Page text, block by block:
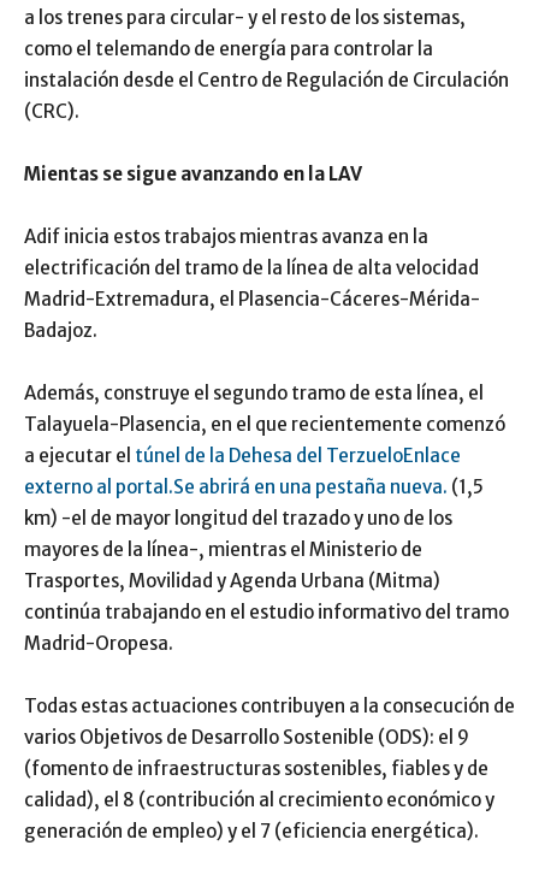
a los trenes para circular- y el resto de los sistemas,
como el telemando de energía para controlar la
instalación desde el Centro de Regulación de Circulación
(CRC).
Mientas se sigue avanzando en la LAV
Adif inicia estos trabajos mientras avanza en la
electrificación del tramo de la línea de alta velocidad
Madrid-Extremadura, el Plasencia-Cáceres-Mérida-
Badajoz.
Además, construye el segundo tramo de esta línea, el
Talayuela-Plasencia, en el que recientemente comenzó
a ejecutar el túnel de la Dehesa del TerzueloEnlace
externo al portal.Se abrirá en una pestaña nueva. (1,5
km) -el de mayor longitud del trazado y uno de los
mayores de la línea-, mientras el Ministerio de
Trasportes, Movilidad y Agenda Urbana (Mitma)
continúa trabajando en el estudio informativo del tramo
Madrid-Oropesa.
Todas estas actuaciones contribuyen a la consecución de
varios Objetivos de Desarrollo Sostenible (ODS): el 9
(fomento de infraestructuras sostenibles, fiables y de
calidad), el 8 (contribución al crecimiento económico y
generación de empleo) y el 7 (eficiencia energética).